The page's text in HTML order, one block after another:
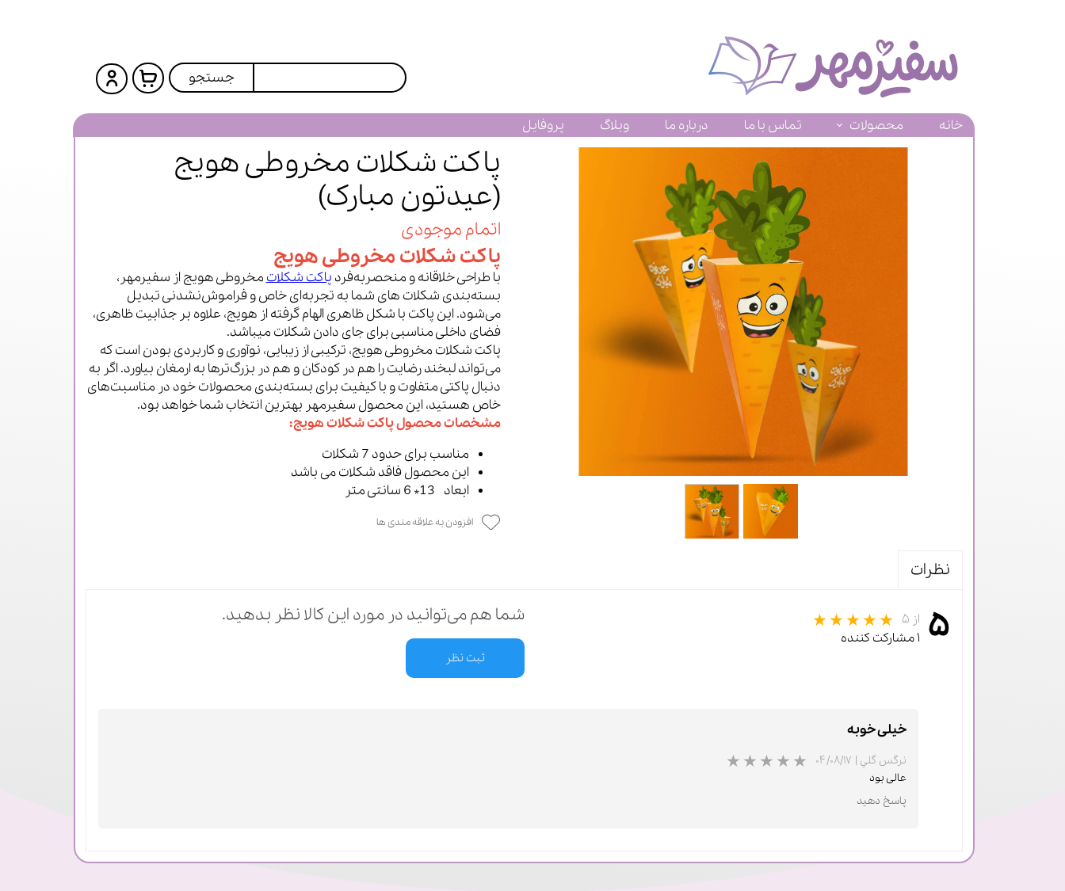
خانه محصولات تماس با ما درباره ما وبلاگ پروفایل
جستجو
پاکت شکلات مخروطی هویج
(عیدتون مبارک)
اتمام موجودی
پاکت شکلات مخروطی هویج
با طراحی خلاقانه و منحصربه‌فرد پاکت شکلاتمخروطی هویج از سفیرمهر،
بسته‌بندی شکلات های شما به تجربه‌ای خاص و فراموش‌نشدنی تبدیل
می‌شود. این پاکت با شکل ظاهری الهام گرفته از هویج، علاوه بر جذابیت ظاهری،
فضای داخلی مناسبی برای جای دادن شکلات میباشد.
پاکت شکلات مخروطی هویج، ترکیبی از زیبایی، نوآوری و کاربردی بودن است که
می‌تواند لبخند رضایت را هم در کودکان و هم در بزرگ‌ترها به ارمغان بیاورد. اگر به
دنبال پاکتی متفاوت و با کیفیت برای بسته‌بندی محصولات خود در مناسبت‌های
خاص هستید، این محصول سفیرمهر بهترین انتخاب شما خواهد بود.
مشخصات محصول پاکت شکلات هویج:
مناسب برای حدود 7 شکلات
این محصول فاقد شکلات می باشد
ابعاد 13* 6 سانتی‌ متر
افزودن به علاقه مندی ها
نظرات
۵ از ۵
۱ مشارکت کننده
شما هم می‌توانید در مورد این کالا نظر بدهید.
ثبت نظر
خیلی خوبه
نرگس گلي ۰۴/۰۸/۱۷
عالی بود
پاسخ دهید